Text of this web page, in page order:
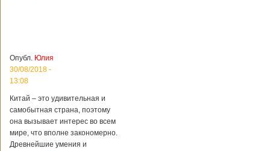
Опубл. Юлия
30/08/2018 -
13:08
Китай – это удивительная и
самобытная страна, поэтому
она вызывает интерес во всем
мире, что вполне закономерно.
Древнейшие умения и